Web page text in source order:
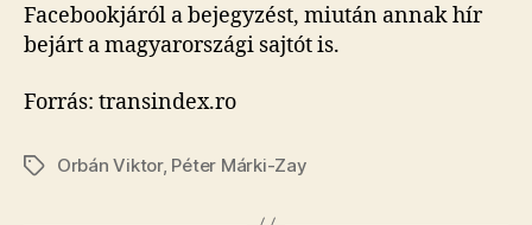
Facebookjáról a bejegyzést, miután annak hír
bejárt a magyarországi sajtót is.
Forrás: transindex.ro
TagsOrbán Viktor, Péter Márki-Zay